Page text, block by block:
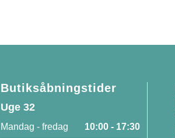
Butiksåbningstider
Uge 32
Mandag - fredag 10:00 - 17:30